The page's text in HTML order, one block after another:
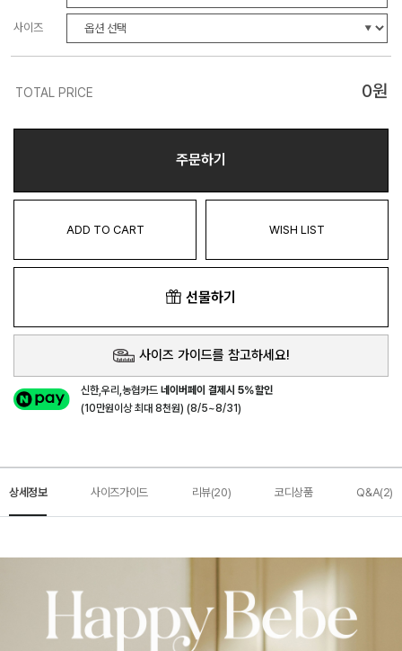
사이즈
TOTAL PRICE 0원
주문하기
ADD TO CART WISH LIST
선물하기
사이즈 가이드를 참고하세요!
신한,우리,농협카드네이버페이 결제시 5%할인
(10만원이상 최대 8천원) (8/5~8/31)
상세정보 사이즈가이드 리뷰(20) 코디상품 Q&A(2)